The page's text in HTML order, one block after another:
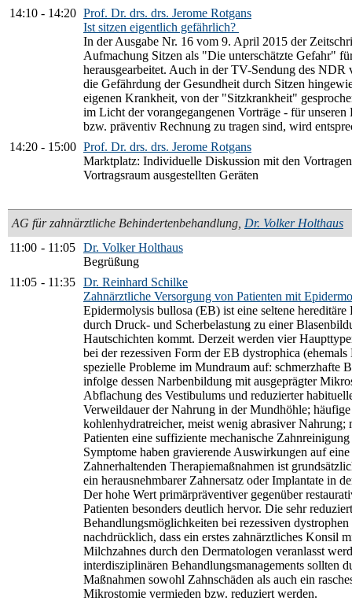
14:10 - 14:20 Prof. Dr. drs. drs. Jerome Rotgans
Ist sitzen eigentlich gefährlich?
In der Ausgabe Nr. 16 vom 9. April 2015 der
Aufmachung Sitzen als "Die unterschätzte Gefahr"
herausgearbeitet. Auch in der TV-Sendung des
die Gefährdung der Gesundheit durch Sitzen
eigenen Krankheit, von der "Sitzkrankheit"
im Licht der vorangegangenen Vorträge - für
bzw. präventiv Rechnung zu tragen sind, wird
14:20 - 15:00 Prof. Dr. drs. drs. Jerome Rotgans
Marktplatz: Individuelle Diskussion mit den
Vortragsraum ausgestellten Geräten
AG für zahnärztliche Behindertenbehandlung Dr. Volker Holthaus
11:00 - 11:05 Dr. Volker Holthaus
Begrüßung
11:05 - 11:35 Dr. Reinhard Schilke
Zahnärztliche Versorgung von Patienten mit
Epidermolysis bullosa (EB) ist eine seltene
durch Druck- und Scherbelastung zu einer
Hautschichten kommt. Derzeit werden vier
bei der rezessiven Form der EB dystrophica
spezielle Probleme im Mundraum auf: schmerzhafte
infolge dessen Narbenbildung mit ausgeprägter
Abflachung des Vestibulums und reduzierter
Verweildauer der Nahrung in der Mundhöhle;
kohlenhydratreicher, meist wenig abrasiver Nahrung;
Patienten eine suffiziente mechanische
Symptome haben gravierende Auswirkungen auf
Zahnerhaltenden Therapiemaßnahmen ist
ein herausnehmbarer Zahnersatz oder Implantate in
Der hohe Wert primärpräventiver gegenüber
Patienten besonders deutlich hervor. Die sehr
Behandlungsmöglichkeiten bei rezessiven
nachdrücklich, dass ein erstes zahnärztliches Konsil
Milchzahnes durch den Dermatologen veranlasst
interdisziplinären Behandlungsmanagements sollten
Maßnahmen sowohl Zahnschäden als auch ein
Mikrostomie vermieden bzw. reduziert werden.